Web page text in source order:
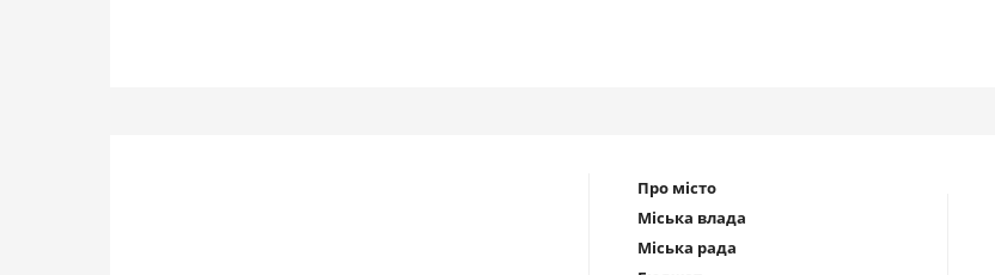
Про місто
Міська влада
Міська рада